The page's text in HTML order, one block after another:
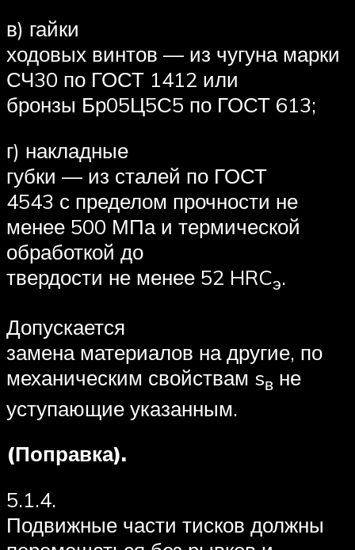
в) гайки
ходовых винтов — из чугуна марки
СЧ30 по ГОСТ 1412 или
бронзы Бр05Ц5С5 по ГОСТ 613;
г) накладные
губки — из сталей по ГОСТ
4543 с пределом прочности не
менее 500 МПа и термической
обработкой до
твердости не менее 52 HRCэ.
Допускается
замена материалов на другие, по
механическим свойствам sв не
уступающие указанным.
(Поправка).
5.1.4.
Подвижные части тисков должны